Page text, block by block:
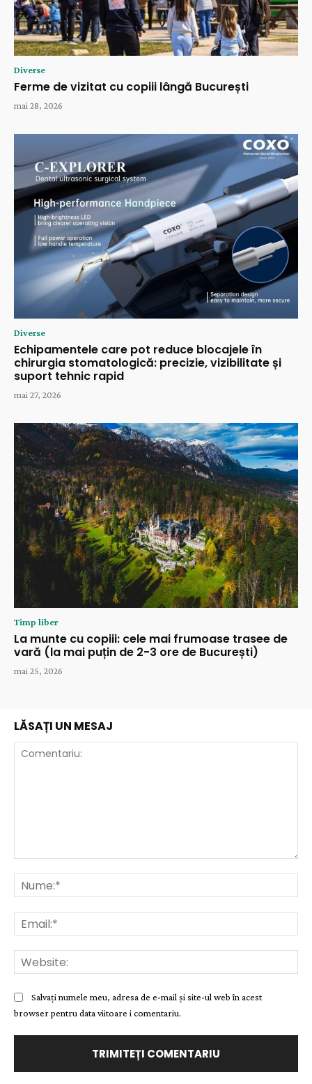
Diverse
Ferme de vizitat cu copiii lângă București
mai 28, 2026
Diverse
Echipamentele care pot reduce blocajele în
chirurgia stomatologică: precizie, vizibilitate și
suport tehnic rapid
mai 27, 2026
Timp liber
La munte cu copiii: cele mai frumoase trasee de
vară (la mai puțin de 2-3 ore de București)
mai 25, 2026
LĂSAȚI UN MESAJ
Salvați numele meu, adresa de e-mail și site-ul web în acest
browser pentru data viitoare i comentariu.